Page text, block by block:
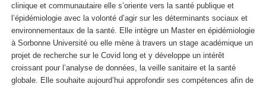
clinique et communautaire elle s’oriente vers la santé publique et
l’épidémiologie avec la volonté d’agir sur les déterminants sociaux et
environnementaux de la santé. Elle intègre un Master en épidémiologie
à Sorbonne Université ou elle mène à travers un stage académique un
projet de recherche sur le Covid long et y développe un intérêt
croissant pour l’analyse de données, la veille sanitaire et la santé
globale. Elle souhaite aujourd’hui approfondir ses compétences afin de